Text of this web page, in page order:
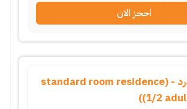
احجز الان
غرفة ستاندرد - (standard room residence
(1/2